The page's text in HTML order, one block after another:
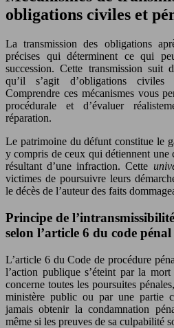
obligations civiles et
La transmission des obligations
précises qui déterminent ce qui
succession. Cette transmission suit
qu’il s’agit d’obligations
Comprendre ces mécanismes vous
procédurale et d’évaluer
réparation.
Le patrimoine du défunt constitue le
y compris de ceux qui détiennent une
résultant d’une infraction. Cette
victimes de poursuivre leurs
le décès de l’auteur des faits
Principe de
selon l’article 6 du code pénal
L’article 6 du Code de procédure
l’action publique s’éteint par la
concerne toutes les poursuites
ministère public ou par une partie
jamais obtenir la condamnation
même si les preuves de sa culpabilité